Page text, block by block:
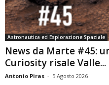
Astronautica ed Esplorazione Spaziale
News da Marte #45:
Curiosity risale Valle...
Antonio Piras - 5 Agosto 2026